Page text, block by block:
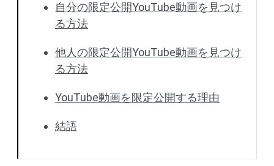
自分の限定公開YouTube動画を見つけ
る方法
他人の限定公開YouTube動画を見つけ
る方法
YouTube動画を限定公開する理由
結語